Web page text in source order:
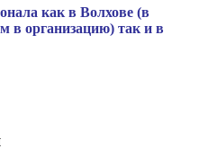
как в Волхове (в
в организацию) так и в